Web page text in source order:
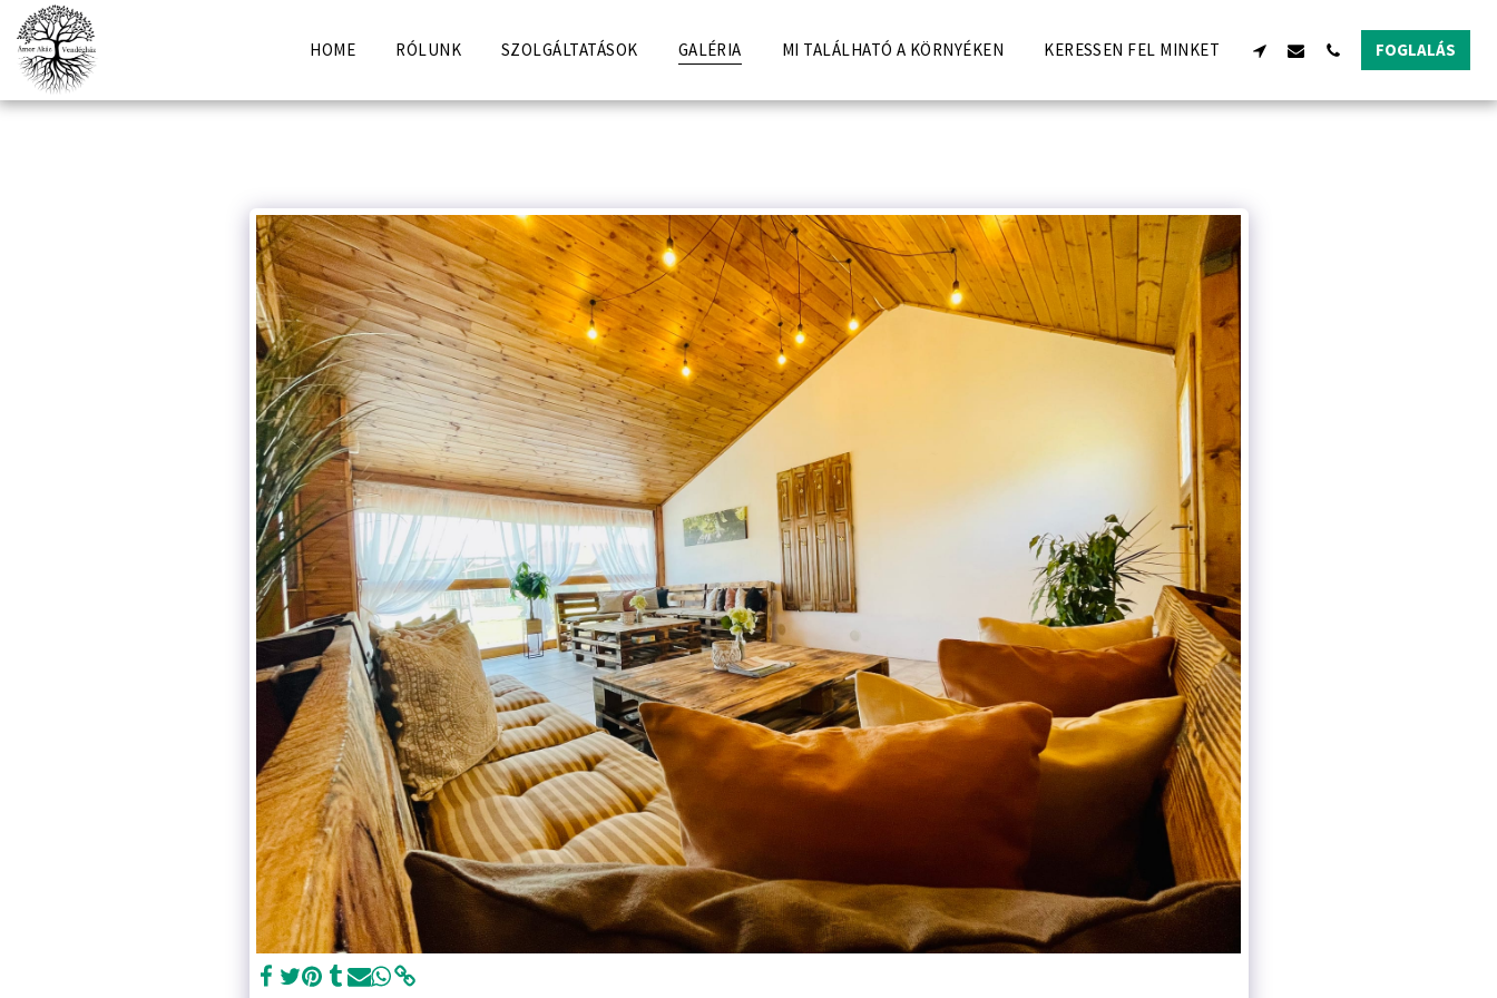
HOME RÓLUNK SZOLGÁLTATÁSOK GALÉRIA MI TALÁLHATÓ A KÖRNYÉKEN KERESSEN FEL MINKET FOGLALÁS